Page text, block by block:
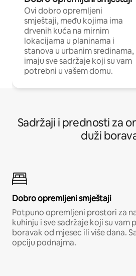
Ovi dobro opremljeni
smještaji, među kojima ima
drvenih kuća na mirnim
lokacijama u planinama i
stanova u urbanim sredinama,
imaju sve sadržaje koji su vam
potrebni u vašem domu.
Sadržaji i prednosti za
duži
Dobro opremljeni smještaji
Potpuno opremljeni prostori za
kuhinju i sve sadržaje koji su
boravak od mjesec ili više dana.
opciju podnajma.